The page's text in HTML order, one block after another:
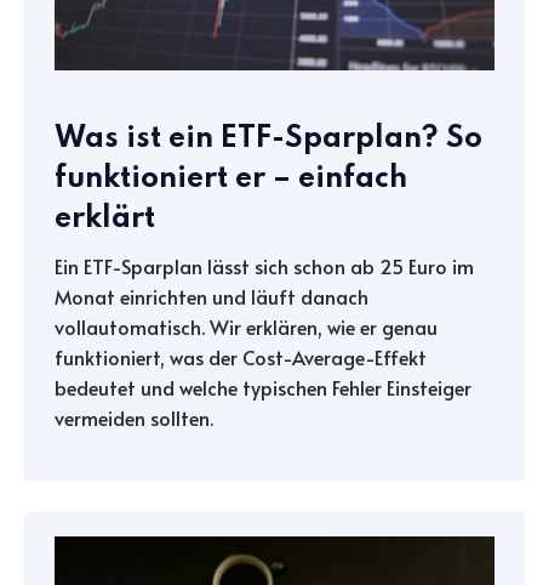
Was ist ein ETF-Sparplan? So
funktioniert er – einfach
erklärt
Ein ETF-Sparplan lässt sich schon ab 25 Euro im
Monat einrichten und läuft danach
vollautomatisch. Wir erklären, wie er genau
funktioniert, was der Cost-Average-Effekt
bedeutet und welche typischen Fehler Einsteiger
vermeiden sollten.